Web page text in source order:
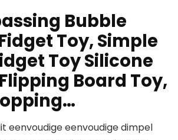
Bubble
Toy, Simple
Toy Silicone
Board Toy,
eenvoudige eenvoudige dimpel